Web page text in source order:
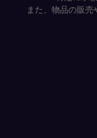
また、物品の販売